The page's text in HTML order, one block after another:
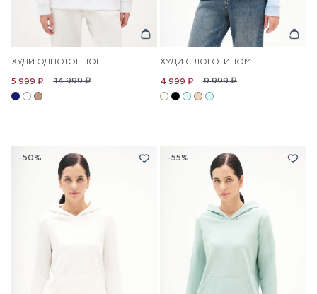
ХУДИ ОДНОТОННОЕ
14 999 ₽
5 999 ₽
ХУДИ С ЛОГОТИПОМ
9 999 ₽
4 999 ₽
-50% -55%